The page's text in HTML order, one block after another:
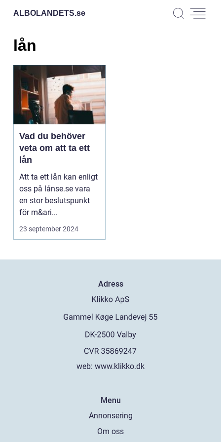
ALBOLANDETS.se
lån
Vad du behöver
veta om att ta ett
lån
Att ta ett lån kan enligt
oss på lånse.se vara
en stor beslutspunkt
för m&ari...
23 september 2024
Adress
web: www.klikko.dk
Menu
Annonsering
Om oss